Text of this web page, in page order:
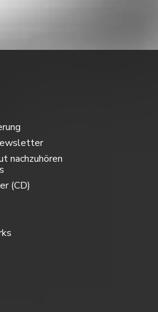
nachzuhören
(CD)